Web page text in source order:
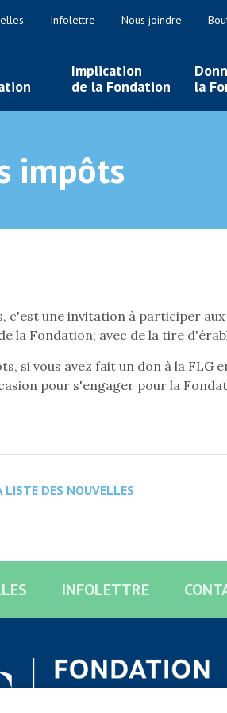
Infolettre Nous joindre
Implication
de la Fondation
la
impôts
c'est une invitation à participer
la Fondation; avec de la tire
si vous avez fait un don à la
pour s'engager pour la
LISTE DES NOUVELLES
INFOLETTRE